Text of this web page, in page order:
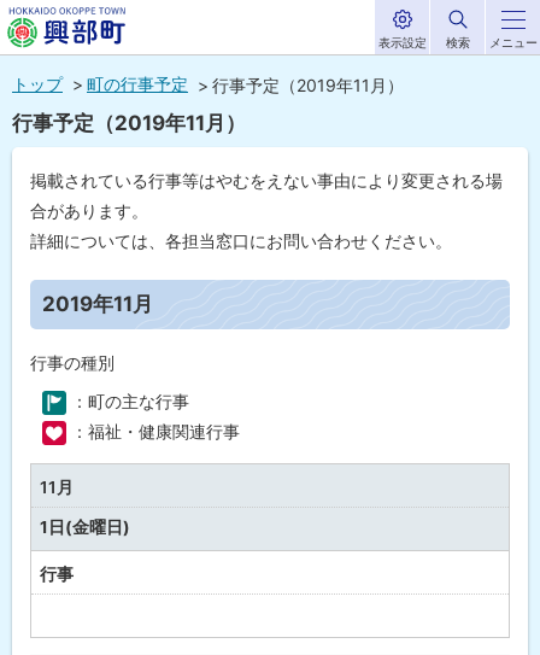
へ
北海道興部
町
HOKKAIDO OKOPPE TOWN
メニュー
表示設定 検索
トップ 町の行事予定 行事予定（2019年11月）
行事予定（2019年11月）
掲載されている行事等はやむをえない事由により変更される場
合があります。
詳細については、各担当窓口にお問い合わせください。
ペ
ー
ジ
内
目
次
01
9
年
11
月
2019年11月
行事の種別
：町の主な行事
：福祉・健康関連行事
11月
1日(金曜日)
行事
定